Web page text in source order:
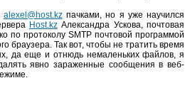
alexel@host.kzпачками, но я уже научился
Host.kzАлександра Ускова, почтовая
по протоколу SMTP почтовой программой
браузера. Так вот, чтобы не тратить время
да еще и отнюдь немаленьких файлов, я
явно зараженные сообщения в веб-